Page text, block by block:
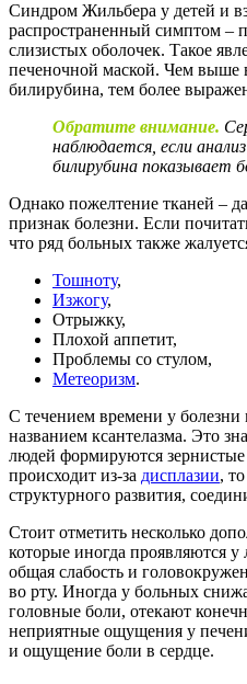
Синдром Жильбера у детей и
распространенный симптом –
слизистых оболочек. Такое
печеночной маской. Чем выше
билирубина, тем более
Обратите внимание.
наблюдается, если
билирубина показывает
Однако пожелтение тканей –
признак болезни. Если
что ряд больных также
Тошноту,
Изжогу,
Отрыжку,
Плохой аппетит,
Проблемы со стулом,
Метеоризм.
С течением времени у
названием ксантелазма. Это
людей формируются
происходит из-за дисплазии,
структурного развития,
Стоит отметить несколько
которые иногда проявляются
общая слабость и
во рту. Иногда у больных
головные боли, отекают
неприятные ощущения у
и ощущение боли в сердце.